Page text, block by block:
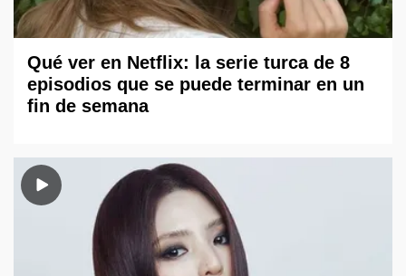
Qué ver en Netflix: la serie turca de 8
episodios que se puede terminar en un
fin de semana